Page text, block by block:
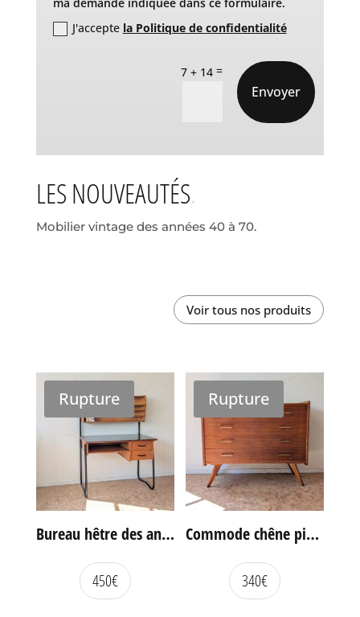
J'accepte la Politique de confidentialité
7 + 14 =
Envoyer
LES NOUVEAUTÉS
Mobilier vintage des années 40 à 70.
Voir tous nos produits
Rupture
Bureau hêtre des années 60
450€
Rupture
Commode chêne pieds compas vintage
340€